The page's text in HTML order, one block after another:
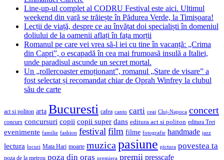
Line-up-ul complet al CODRU Festival este aici. Ultimul
weekend din vară se trăiește în Pădurea Verde, la Timișoara!
Lecții de viață, despre ce au învățat doi specialiști în domeniul
doliului de la oamenii aflați în fața morții
Romanul pe care vei vrea să-l iei cu tine în vacanță: „Crima
din Capri”, o escapadă în cea mai frumoasă insulă a Italiei,
unde paradisul ascunde un secret mortal.
Un „rollercoaster emoționant”, romanul „Stare de visare” a
fost selectat și recomandat chiar de Oprah Winfrey la clubul
său de carte
act si politon arta Bucuresti cafea canto carti ceai Cluj-Napoca concert
concurs concursuri copii copii super dans editura act si politon editura Trei
evenimente familie fashion festival film filme fotografie handmade jazz
lectura locuri Mata Hari moarte muzica pasiune pictura povestea ta
poza de la metrou poza din oras premiera premii presscafe